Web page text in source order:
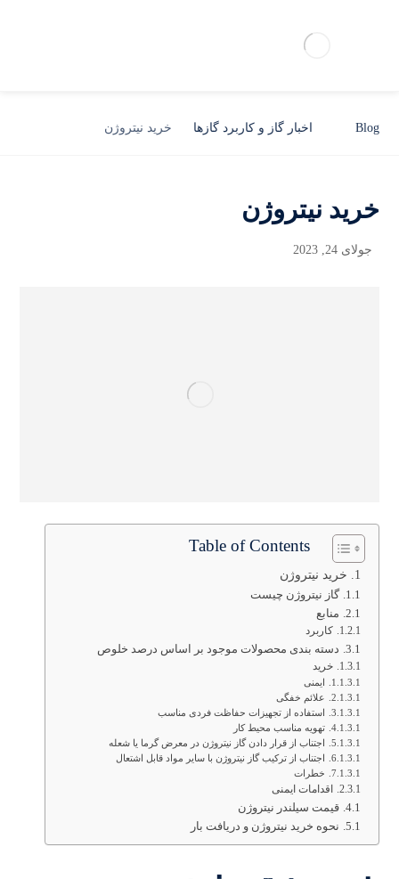
Blog اخبار گاز و کاربرد گازها خرید نیتروژن
خرید نیتروژن
جولای 24, 2023
Table of Contents
خرید نیتروژن
گاز نیتروژن چیست
منابع
کاربرد
دسته بندی محصولات موجود بر اساس درصد خلوص
خرید
ایمنی
علائم خفگی
استفاده از تجهیزات حفاظت فردی مناسب
تهویه مناسب محیط کار
اجتناب از قرار دادن گاز نیتروژن در معرض گرما یا شعله
اجتناب از ترکیب گاز نیتروژن با سایر مواد قابل اشتعال
خطرات
اقدامات ایمنی
قیمت سیلندر نیتروژن
نحوه خرید نیتروژن و دریافت بار